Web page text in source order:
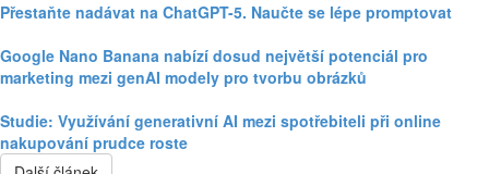
Přestaňte nadávat na ChatGPT-5. Naučte se lépe promptovat
Google Nano Banana nabízí dosud největší potenciál pro
marketing mezi genAI modely pro tvorbu obrázků
Studie: Využívání generativní AI mezi spotřebiteli při online
nakupování prudce roste